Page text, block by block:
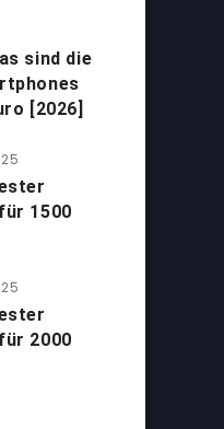
sind die
[2026]
1500
2000